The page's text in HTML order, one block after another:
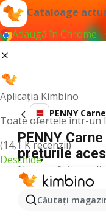
Cataloage
Adaugă în Chrome -
Aplicația Kimbino
Toate ofertele într-un
(14,1 K recenzii)
Deschide
Căutaţi
PENNY
PENNY
prețurile
Nu am găsit
Alte produse
PENNY Pizza